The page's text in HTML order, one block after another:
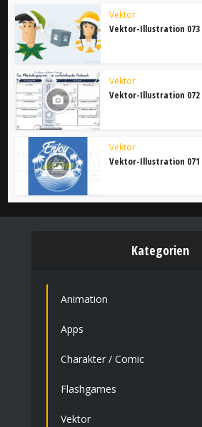
Vektor
Vektor-Illustration 073
Vektor
Vektor-Illustration 072
Vektor
Vektor-Illustration 071
Kategorien
Animation
Apps
Charakter / Comic
Flashgames
Vektor